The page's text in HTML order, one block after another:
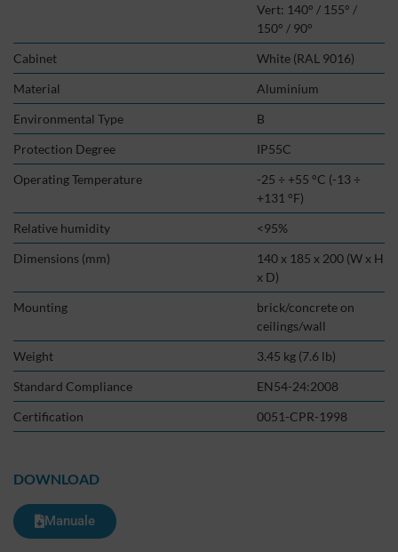
Vert: 140° / 155° /
150° / 90°
Cabinet
White (RAL 9016)
Material
Aluminium
Environmental Type
B
Protection Degree
IP55C
Operating Temperature
-25 ÷ +55 °C (-13 ÷
+131 °F)
Relative humidity
<95%
Dimensions (mm)
140 x 185 x 200 (W x H
x D)
Mounting
brick/concrete on
ceilings/wall
Weight
3.45 kg (7.6 lb)
Standard Compliance
EN54-24:2008
Certification
0051-CPR-1998
DOWNLOAD
Manuale